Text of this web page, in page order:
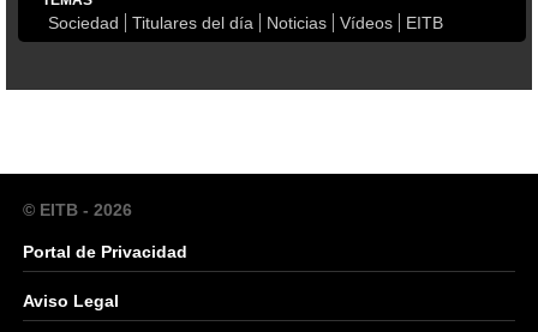
Sociedad Titulares del día Noticias Vídeos EITB
© EITB - 2026
Portal de Privacidad
Aviso Legal